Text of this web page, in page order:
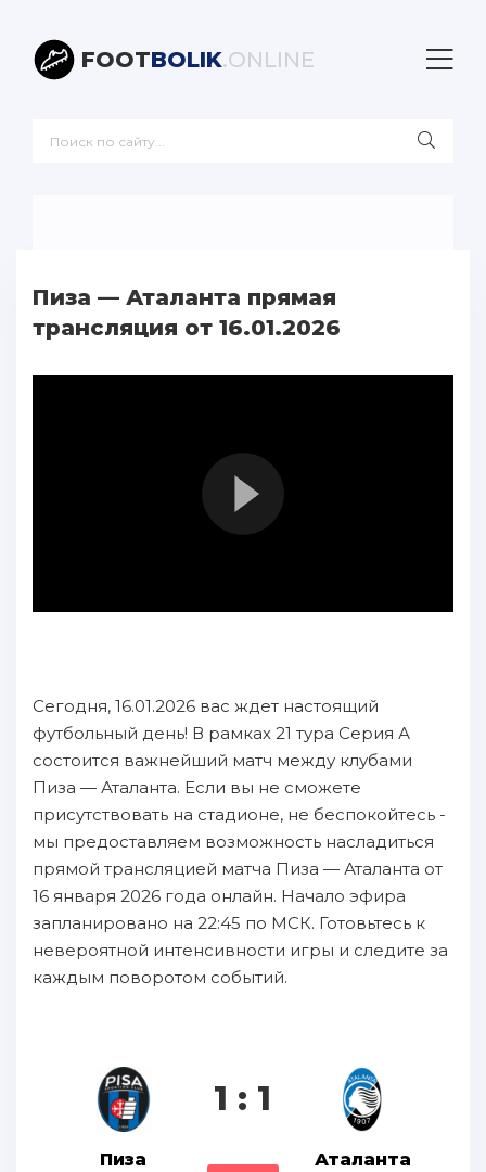
FOOTBOLIK.ONLINE
Пиза — Аталанта прямая
трансляция от 16.01.2026
Сегодня, 16.01.2026 вас ждет настоящий
футбольный день! В рамках 21 тура Серия А
состоится важнейший матч между клубами
Пиза — Аталанта. Если вы не сможете
присутствовать на стадионе, не беспокойтесь -
мы предоставляем возможность насладиться
прямой трансляцией матча Пиза — Аталанта от
16 января 2026 года онлайн. Начало эфира
запланировано на 22:45 по МСК. Готовьтесь к
невероятной интенсивности игры и следите за
каждым поворотом событий.
Пиза
1 : 1
Аталанта